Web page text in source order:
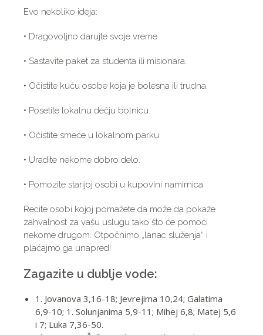
Evo nekoliko ideja:
• Dragovoljno darujte svoje vreme.
• Sastavite paket za studenta ili misionara.
• Očistite kuću osobe koja je bolesna ili trudna.
• Posetite lokalnu dečju bolnicu.
• Očistite smeće u lokalnom parku.
• Uradite nekome dobro delo.
• Pomozite starijoj osobi u kupovini namirnica.
Recite osobi kojoj pomažete da može da pokaže
zahvalnost za vašu uslugu tako što će pomoći
nekome drugom. Otpočnimo „lanac služenja“ i
plaćajmo ga unapred!
Zagazite u dublje vode:
1. Jovanova 3,16-18; Jevrejima 10,24; Galatima
6,9-10; 1. Solunjanima 5,9-11; Mihej 6,8; Matej 5,6
i 7; Luka 7,36-50.